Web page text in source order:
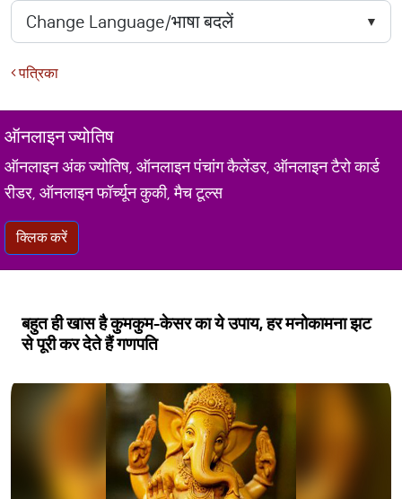
पत्रिका
ऑनलाइन ज्योतिष
ऑनलाइन अंक ज्योतिष, ऑनलाइन पंचांग कैलेंडर, ऑनलाइन टैरो कार्ड
रीडर, ऑनलाइन फॉर्च्यून कुकी, मैच टूल्स
क्लिक करें
बहुत ही खास है कुमकुम-केसर का ये उपाय, हर मनोकामना झट
से पूरी कर देते हैं गणपति